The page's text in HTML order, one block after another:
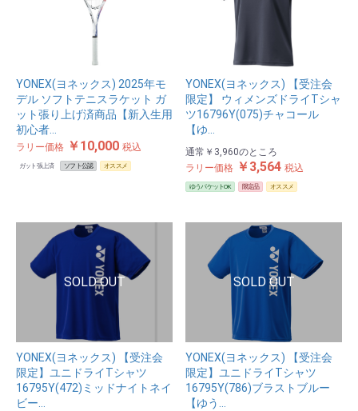
YONEX(ヨネックス) 2025年モ
デル ソフトテニスラケット ガ
ット張り上げ済商品【新入生用
初心者…
ラリー価格 ￥10,000 税込
ガット張上済 ソフト公認 オススメ
YONEX(ヨネックス) 【受注会
限定】 ウィメンズドライTシャ
ツ16796Y(075)チャコール
【ゆ…
通常 ￥3,960のところ
ラリー価格 ￥3,564 税込
ゆうパケットOK 限定品 オススメ
YONEX(ヨネックス) 【受注会
限定】ユニドライTシャツ
16795Y(472)ミッドナイトネイ
ビー…
YONEX(ヨネックス) 【受注会
限定】ユニドライTシャツ
16795Y(786)ブラストブルー
【ゆう…